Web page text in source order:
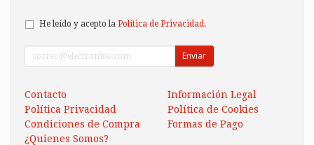
He leído y acepto la Política de Privacidad .
Enviar
Contacto
Información Legal
Política Privacidad
Política de Cookies
Condiciones de Compra
Formas de Pago
¿Quienes Somos?